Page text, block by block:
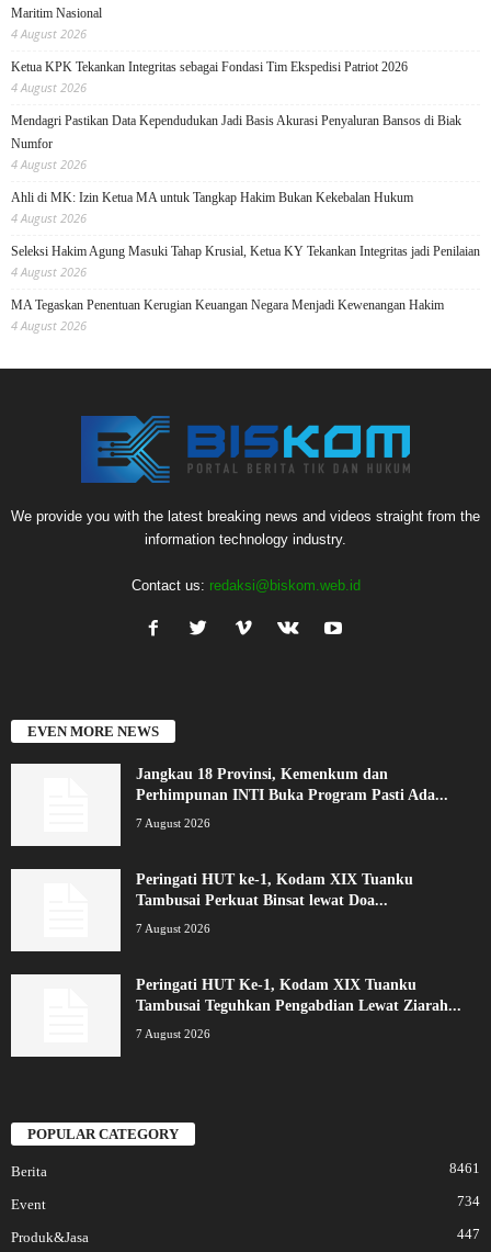
Maritim Nasional
4 August 2026
Ketua KPK Tekankan Integritas sebagai Fondasi Tim Ekspedisi Patriot 2026
4 August 2026
Mendagri Pastikan Data Kependudukan Jadi Basis Akurasi Penyaluran Bansos di Biak
Numfor
4 August 2026
Ahli di MK: Izin Ketua MA untuk Tangkap Hakim Bukan Kekebalan Hukum
4 August 2026
Seleksi Hakim Agung Masuki Tahap Krusial, Ketua KY Tekankan Integritas jadi Penilaian
4 August 2026
MA Tegaskan Penentuan Kerugian Keuangan Negara Menjadi Kewenangan Hakim
4 August 2026
We provide you with the latest breaking news and videos straight from the
information technology industry.
Contact us: redaksi@biskom.web.id
EVEN MORE NEWS
Jangkau 18 Provinsi, Kemenkum dan
Perhimpunan INTI Buka Program Pasti Ada...
7 August 2026
Peringati HUT ke-1, Kodam XIX Tuanku
Tambusai Perkuat Binsat lewat Doa...
7 August 2026
Peringati HUT Ke-1, Kodam XIX Tuanku
Tambusai Teguhkan Pengabdian Lewat Ziarah...
7 August 2026
POPULAR CATEGORY
Berita 8461
Event 734
Produk&Jasa 447